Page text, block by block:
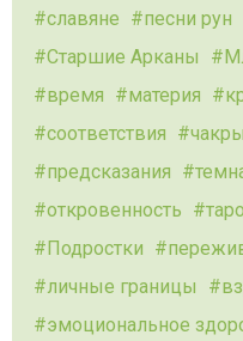
славяне
песни рун
Старшие Арканы
время
материя
соответствия
чакры
предсказания
откровенность
Подростки
личные границы
эмоциональное